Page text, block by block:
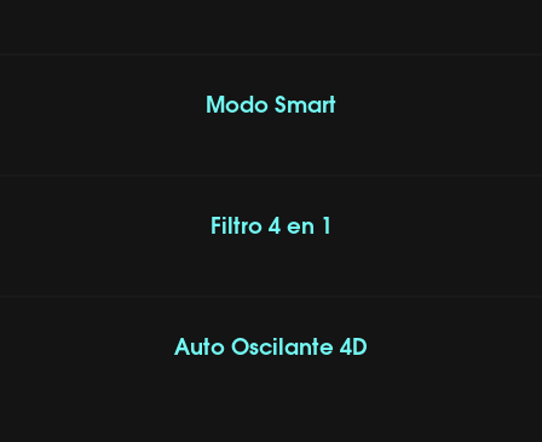
Modo Smart
Filtro 4 en 1
Auto Oscilante 4D